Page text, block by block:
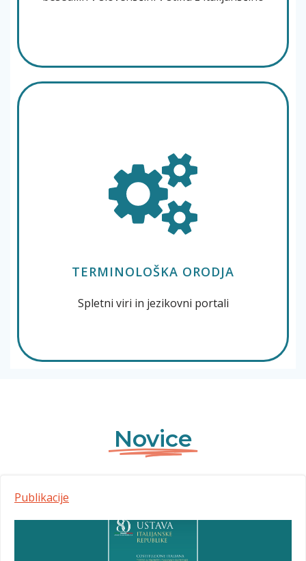
TERMINOLOŠKA ORODJA
Spletni viri in jezikovni portali
Novice
Publikacije